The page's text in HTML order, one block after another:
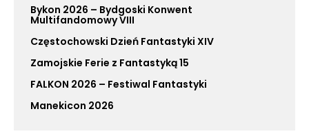
Bykon 2026 – Bydgoski Konwent
Multifandomowy VIII
Częstochowski Dzień Fantastyki XIV
Zamojskie Ferie z Fantastyką 15
FALKON 2026 – Festiwal Fantastyki
Manekicon 2026